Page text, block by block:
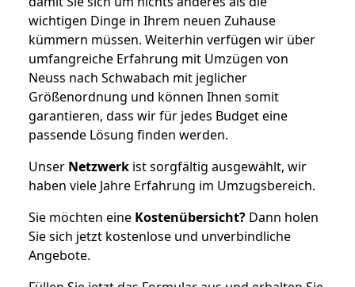
wichtigen Dinge in Ihrem neuen Zuhause
kümmern müssen. Weiterhin verfügen wir über
umfangreiche Erfahrung mit Umzügen von
Neuss nach Schwabach mit jeglicher
Größenordnung und können Ihnen somit
garantieren, dass wir für jedes Budget eine
passende Lösung finden werden.
Unser Netzwerk ist sorgfältig ausgewählt, wir
haben viele Jahre Erfahrung im Umzugsbereich.
Sie möchten eine Kostenübersicht? Dann holen
Sie sich jetzt kostenlose und unverbindliche
Angebote.